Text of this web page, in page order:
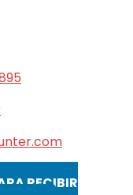
RECIBIR